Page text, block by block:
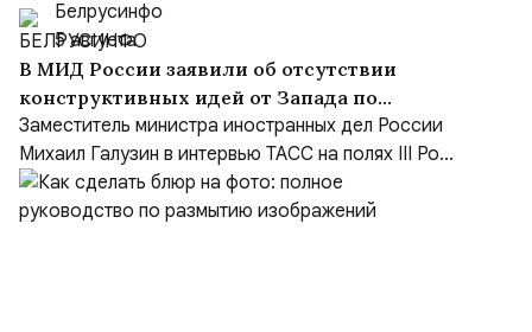
Белрусинфо
5 августа
В МИД России заявили об отсутствии
конструктивных идей от Запада по
Украине и переходе на язык ультиматумов
Заместитель министра иностранных дел России
Михаил Галузин в интервью ТАСС на полях III Ро...